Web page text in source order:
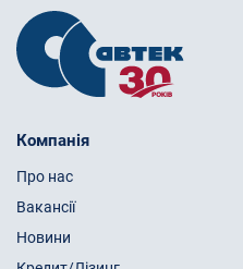
Компанія
Про нас
Вакансії
Новини